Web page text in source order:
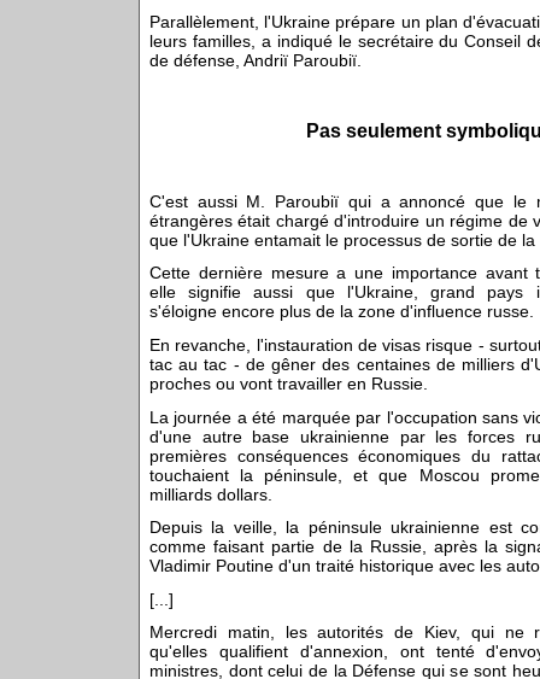
Parallèlement, l'Ukraine prépare un plan
leurs familles, a indiqué le secrétaire du Conseil
de défense, Andriï Paroubiï.
Pas seulement
C'est aussi M. Paroubiï qui a annoncé que le
étrangères était chargé d'introduire un régime de
que l'Ukraine entamait le processus de sortie de la
Cette dernière mesure a une importance avant
elle signifie aussi que l'Ukraine, grand pays
s'éloigne encore plus de la zone d'influence russe.
En revanche, l'instauration de visas risque -
tac au tac - de gêner des centaines de milliers
proches ou vont travailler en Russie.
La journée a été marquée par l'occupation sans
d'une autre base ukrainienne par les forces
premières conséquences économiques du
touchaient la péninsule, et que Moscou
milliards dollars.
Depuis la veille, la péninsule ukrainienne est
comme faisant partie de la Russie, après la
Vladimir Poutine d'un traité historique avec les
[...]
Mercredi matin, les autorités de Kiev, qui ne
qu'elles qualifient d'annexion, ont tenté
ministres, dont celui de la Défense qui se sont